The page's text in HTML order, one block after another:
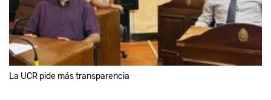
La UCR pide más transparencia